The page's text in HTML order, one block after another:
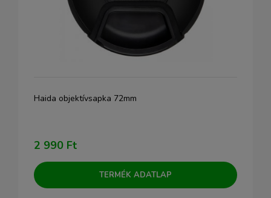
Haida objektívsapka 72mm
2 990 Ft
TERMÉK ADATLAP